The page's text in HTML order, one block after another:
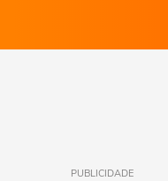
PUBLICIDADE